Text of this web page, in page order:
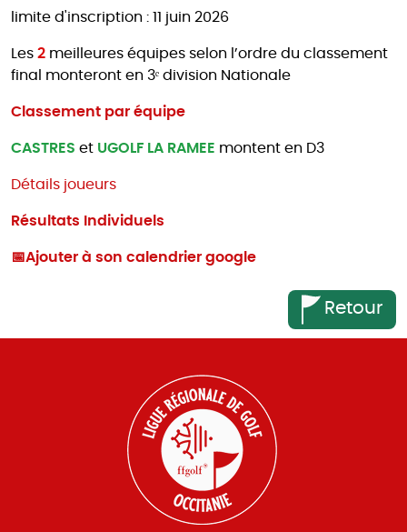
limite d'inscription : 11 juin 2026
Les 2 meilleures équipes selon l’ordre du classement
final monteront en 3ᵉ division Nationale
Classement par équipe
CASTRES et UGOLF LA RAMEE montent en D3
Détails joueurs
Résultats Individuels
📅Ajouter à son calendrier google
Retour